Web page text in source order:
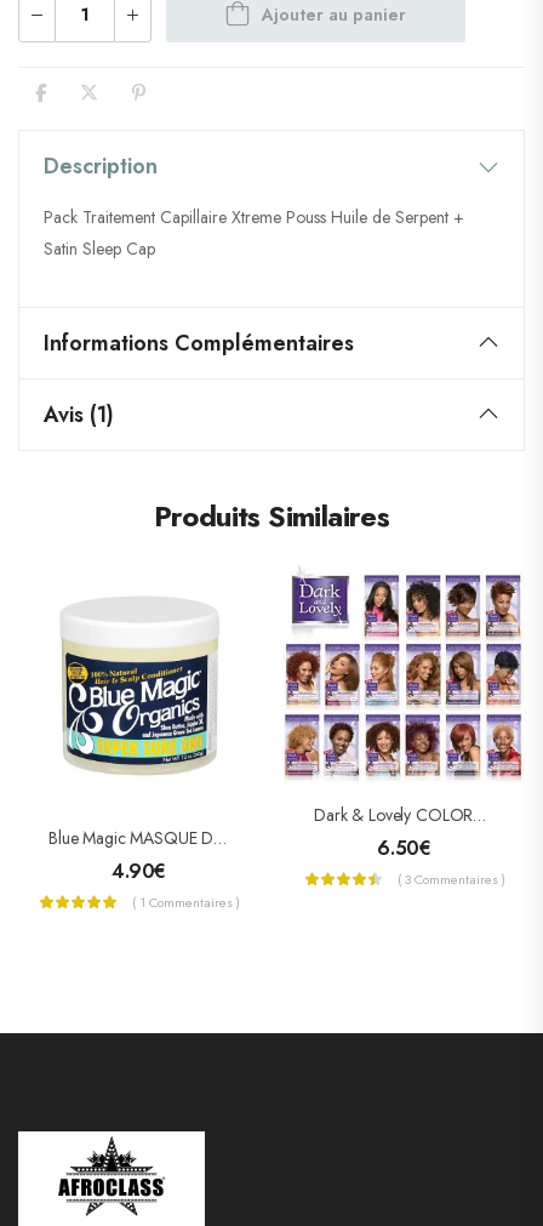
Ajouter au panier
Description
Pack Traitement Capillaire Xtreme Pouss Huile de Serpent +
Satin Sleep Cap
Informations Complémentaires
Avis (1)
Produits Similaires
Blue Magic MASQUE DE CROISSANCE SUPER SURE GRO
4.90€
( 1 Commentaires )
Dark & Lovely COLORATION PERMANENTE « NUTRITIVE INTENSE »
6.50€
( 3 Commentaires )